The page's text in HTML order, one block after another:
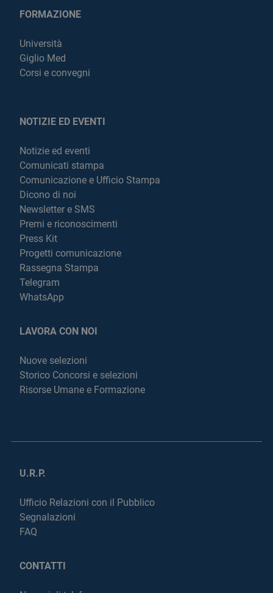
FORMAZIONE
Università
Giglio Med
Corsi e convegni
NOTIZIE ED EVENTI
Notizie ed eventi
Comunicati stampa
Comunicazione e Ufficio Stampa
Dicono di noi
Newsletter e SMS
Premi e riconoscimenti
Press Kit
Progetti comunicazione
Rassegna Stampa
Telegram
WhatsApp
LAVORA CON NOI
Nuove selezioni
Storico Concorsi e selezioni
Risorse Umane e Formazione
U.R.P.
Ufficio Relazioni con il Pubblico
Segnalazioni
FAQ
CONTATTI